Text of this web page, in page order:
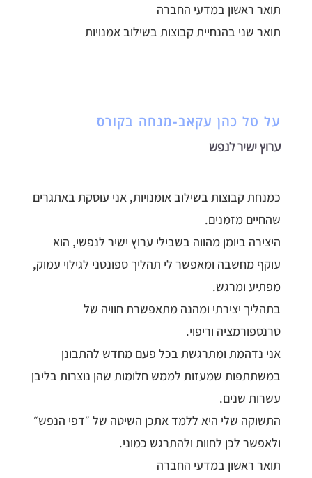
תואר ראשון במדעי החברה
תואר שני בהנחיית קבוצות בשילוב אמנויות
על טל כהן עקאב-מנחה בקורס
ערוץ ישיר לנפש
כמנחת קבוצות בשילוב אומנויות, אני עוסקת באתגרים
שהחיים מזמנים.
היצירה ביומן מהווה בשבילי ערוץ ישיר לנפשי, הוא
עוקף מחשבה ומאפשר לי תהליך ספונטני לגילוי עמוק,
מפתיע ומרגש.
בתהליך יצירתי ומהנה מתאפשרת חוויה של
טרנספורמציה וריפוי.
אני נדהמת ומתרגשת בכל פעם מחדש להתבונן
במשתתפות שמעזות לממש חלומות שהן נוצרות בליבן
עשרות שנים.
התשוקה שלי היא ללמד אתכן השיטה של ״דפי הנפש״
ולאפשר לכן לחוות ולהתרגש כמוני.
תואר ראשון במדעי החברה